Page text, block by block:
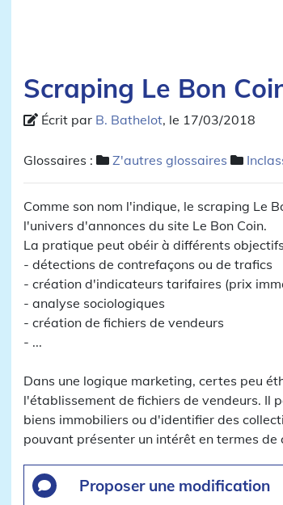
Scraping Le Bon
Écrit par B. Bathelot, le 17/03/2018
Glossaires : Z'autres glossaires
Comme son nom l'indique, le scraping Le
l'univers d'annonces du site Le Bon Coin.
La pratique peut obéir à différents
- détections de contrefaçons ou de trafics
- création d'indicateurs tarifaires (prix
- analyse sociologiques
- création de fichiers de vendeurs
- ...
Dans une logique marketing, certes peu
l'établissement de fichiers de vendeurs. Il
biens immobiliers ou d'identifier des
pouvant présenter un intérêt en termes
Proposer une modification